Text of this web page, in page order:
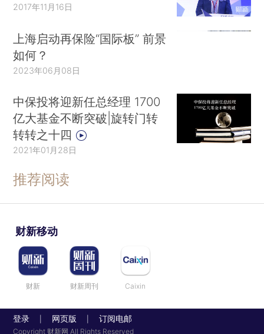
2017年11月16日
上海启动再保险“国际板” 前景
如何？
2023年06月08日
中保投将迎新任总经理 1700
亿大基金不断突破|旋转门转
转转之十四
2021年01月28日
推荐阅读
财新移动
财新 财新周刊 Caixin
登录 网页版 订阅电邮
Copyright 财新网 All Rights Reserved